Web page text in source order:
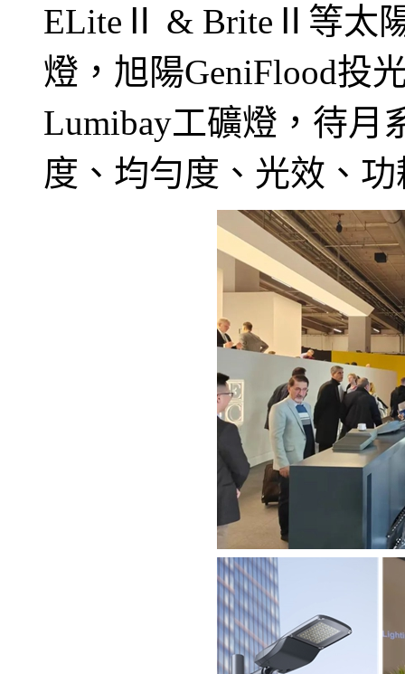
ELiteⅡ & BriteⅡ等太
燈，旭陽GeniFlood投
Lumibay工礦燈，待月
度、均勻度、光效、